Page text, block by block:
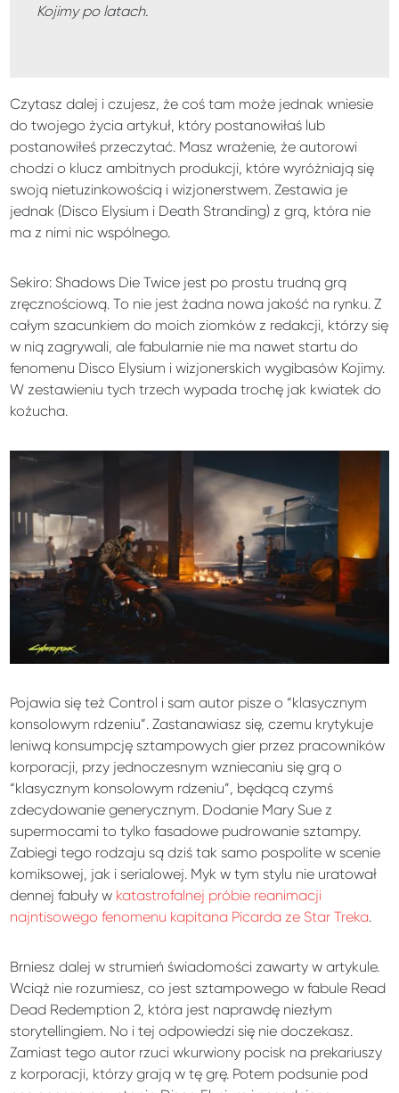
Kojimy po latach.
Czytasz dalej i czujesz, że coś tam może jednak wniesie
do twojego życia artykuł, który postanowiłaś lub
postanowiłeś przeczytać. Masz wrażenie, że autorowi
chodzi o klucz ambitnych produkcji, które wyróżniają się
swoją nietuzinkowością i wizjonerstwem. Zestawia je
jednak (Disco Elysium i Death Stranding) z grą, która nie
ma z nimi nic wspólnego.
Sekiro: Shadows Die Twice jest po prostu trudną grą
zręcznościową. To nie jest żadna nowa jakość na rynku. Z
całym szacunkiem do moich ziomków z redakcji, którzy się
w nią zagrywali, ale fabularnie nie ma nawet startu do
fenomenu Disco Elysium i wizjonerskich wygibasów Kojimy.
W zestawieniu tych trzech wypada trochę jak kwiatek do
kożucha.
Pojawia się też Control i sam autor pisze o “klasycznym
konsolowym rdzeniu”. Zastanawiasz się, czemu krytykuje
leniwą konsumpcję sztampowych gier przez pracowników
korporacji, przy jednoczesnym wzniecaniu się grą o
“klasycznym konsolowym rdzeniu”, będącą czymś
zdecydowanie generycznym. Dodanie Mary Sue z
supermocami to tylko fasadowe pudrowanie sztampy.
Zabiegi tego rodzaju są dziś tak samo pospolite w scenie
komiksowej, jak i serialowej. Myk w tym stylu nie uratował
dennej fabuły w katastrofalnej próbie reanimacji
najntisowego fenomenu kapitana Picarda ze Star Treka.
Brniesz dalej w strumień świadomości zawarty w artykule.
Wciąż nie rozumiesz, co jest sztampowego w fabule Read
Dead Redemption 2, która jest naprawdę niezłym
storytellingiem. No i tej odpowiedzi się nie doczekasz.
Zamiast tego autor rzuci wkurwiony pocisk na prekariuszy
z korporacji, którzy grają w tę grę. Potem podsunie pod